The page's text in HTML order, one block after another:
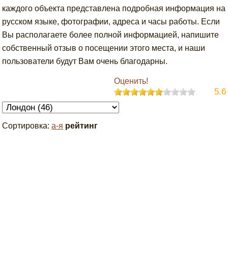
каждого объекта представлена подробная информация на
русском языке, фотографии, адреса и часы работы. Если
Вы располагаете более полной информацией, напишите
собственный отзыв о посещении этого места, и наши
пользователи будут Вам очень благодарны.
Оценить!
5.6
Сортировка:а-я рейтинг